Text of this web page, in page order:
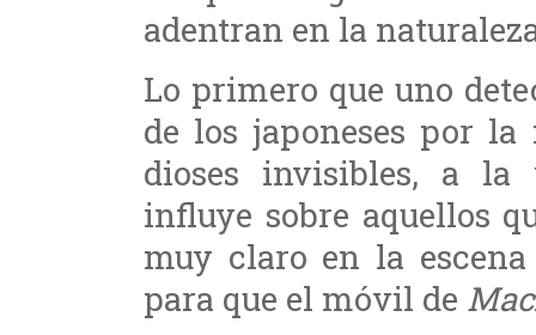
adentran en la
Lo primero que uno
de los japoneses por
dioses invisibles, a la
influye sobre aquellos
muy claro en la
para que el móvil de